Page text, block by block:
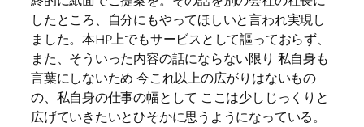
したところ、自分にもやってほしいと言われ実現し
ました。本HP上でもサービスとして謳っておらず、
また、そういった内容の話にならない限り 私自身も
言葉にしないため 今これ以上の広がりはないもの
の、私自身の仕事の幅として ここは少しじっくりと
広げていきたいとひそかに思うようになっている。